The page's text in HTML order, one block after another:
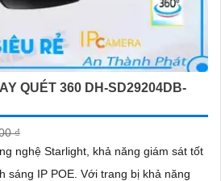
QUÉT 360 DH-SD29204DB-
₫
nghệ Starlight, khả năng giám sát tốt
Với trang bị khả năng